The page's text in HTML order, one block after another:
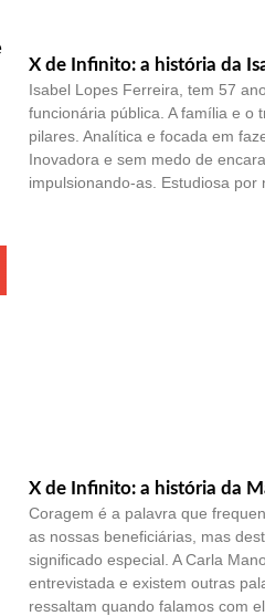
X de Infinito: a história da
Isabel Lopes Ferreira, tem 57
funcionária pública. A família e o
pilares. Analítica e focada em
Inovadora e sem medo de
impulsionando-as. Estudiosa por
X de Infinito: a história da
Coragem é a palavra que
as nossas beneficiárias, mas
significado especial. A Carla
entrevistada e existem outras
ressaltam quando falamos com